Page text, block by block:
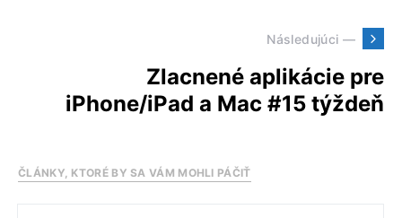
Následujúci —
Zlacnené aplikácie pre
iPhone/iPad a Mac #15 týždeň
ČLÁNKY, KTORÉ BY SA VÁM MOHLI PÁČIŤ